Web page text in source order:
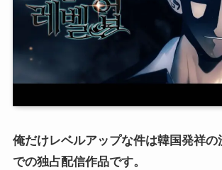
俺だけレベルアップな件は韓国発祥の
での独占配信作品です。